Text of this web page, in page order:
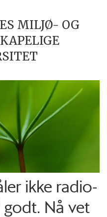
MILJØ- OG
ikke radio­
godt. Nå vet